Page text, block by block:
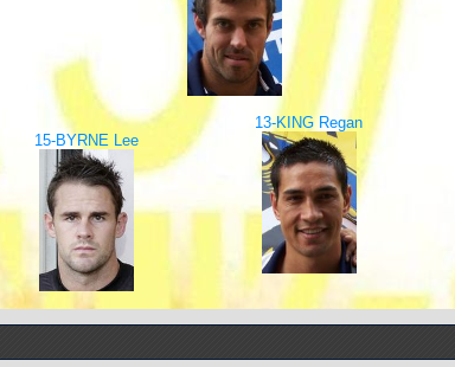
13-KING Regan
15-BYRNE Lee